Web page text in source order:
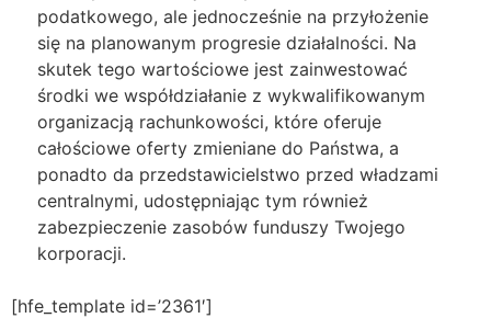
podatkowego, ale jednocześnie na przyłożenie
się na planowanym progresie działalności. Na
skutek tego wartościowe jest zainwestować
środki we współdziałanie z wykwalifikowanym
organizacją rachunkowości, które oferuje
całościowe oferty zmieniane do Państwa, a
ponadto da przedstawicielstwo przed władzami
centralnymi, udostępniając tym również
zabezpieczenie zasobów funduszy Twojego
korporacji.
[hfe_template id=’2361′]